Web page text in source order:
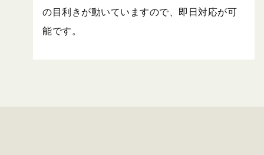
の目利きが動いていますので、即日対応が可
能です。